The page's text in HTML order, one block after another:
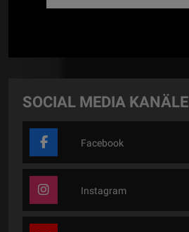
SOCIAL MEDIA KANÄLE
Facebook
Instagram